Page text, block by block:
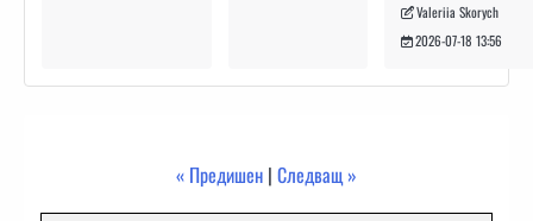
Valeriia Skorych
2026-07-18 13:56
« Предишен | Следващ »